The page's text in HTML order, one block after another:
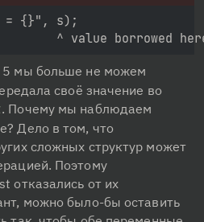
{}", s);
5 мы больше не можем
своё значение во
. Почему мы наблюдаем
Дело в том, что
сложных структур может
Поэтому
отказались от их
можно было-бы оставить